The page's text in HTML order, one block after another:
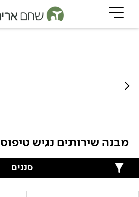
מבנה שירותים נגיש טיפוס 2
סננים